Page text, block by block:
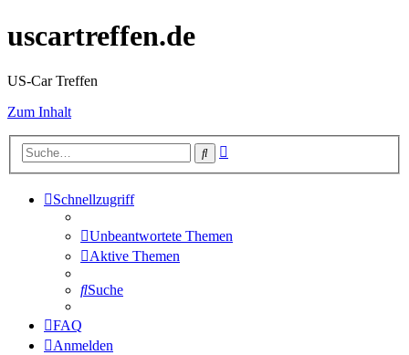
uscartreffen.de
US-Car Treffen
Zum Inhalt
Suche
Schnellzugriff
Unbeantwortete Themen
Aktive Themen
Suche
FAQ
Anmelden